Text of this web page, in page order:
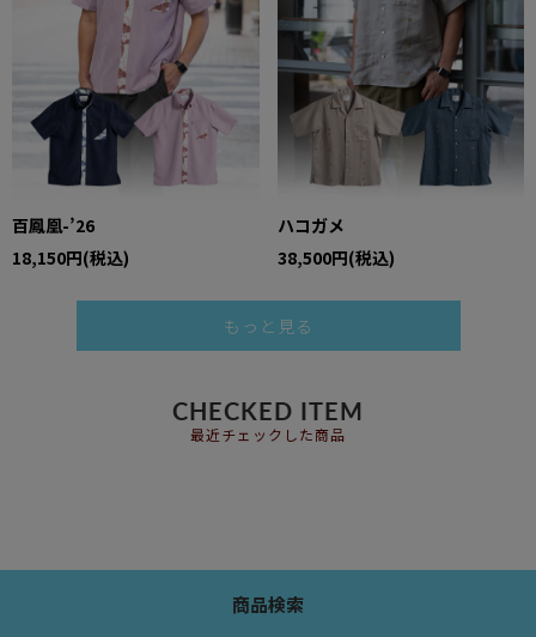
百鳳凰-’26
18,150円(税込)
ハコガメ
38,500円(税込)
もっと見る
CHECKED ITEM
最近チェックした商品
商品検索